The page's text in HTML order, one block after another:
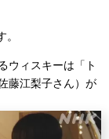
ウィスキーは「ト
藤江梨子さん）が